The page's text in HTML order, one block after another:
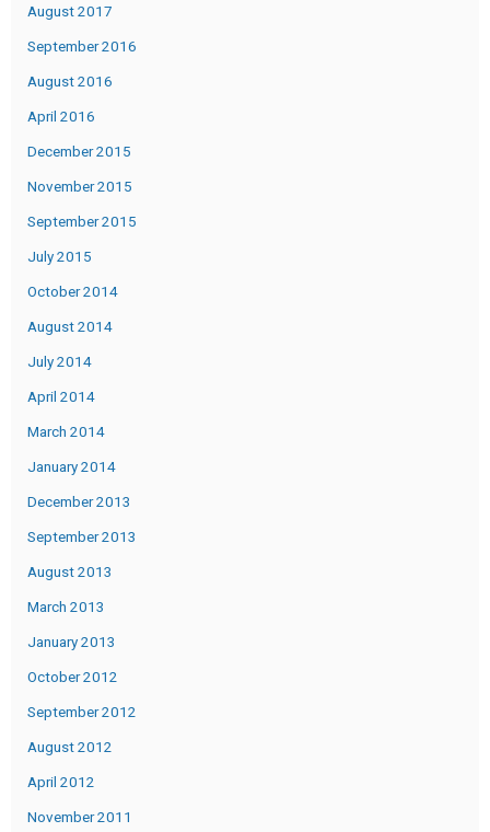
August 2017
September 2016
August 2016
April 2016
December 2015
November 2015
September 2015
July 2015
October 2014
August 2014
July 2014
April 2014
March 2014
January 2014
December 2013
September 2013
August 2013
March 2013
January 2013
October 2012
September 2012
August 2012
April 2012
November 2011